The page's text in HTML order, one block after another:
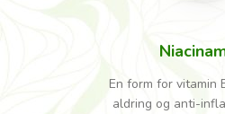
En form for vitamin
aldring og anti-